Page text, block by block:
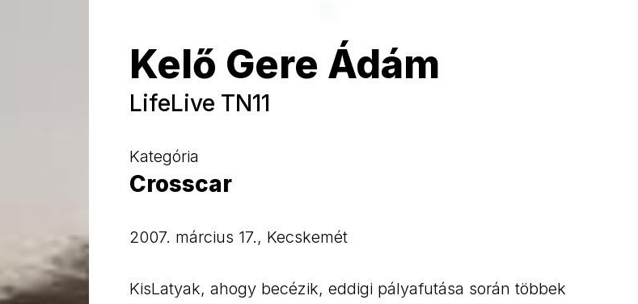
Kelő Gere Ádám
LifeLive TN11
Kategória
Crosscar
2007. március 17., Kecskemét
KisLatyak, ahogy becézik, eddigi pályafutása során többek